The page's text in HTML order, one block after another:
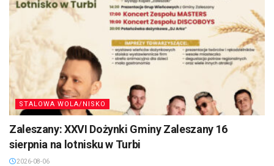
STALOWA WOLA/NISKO
Zaleszany: XXVI Dożynki Gminy Zaleszany 16
sierpnia na lotnisku w Turbi
2026-08-06